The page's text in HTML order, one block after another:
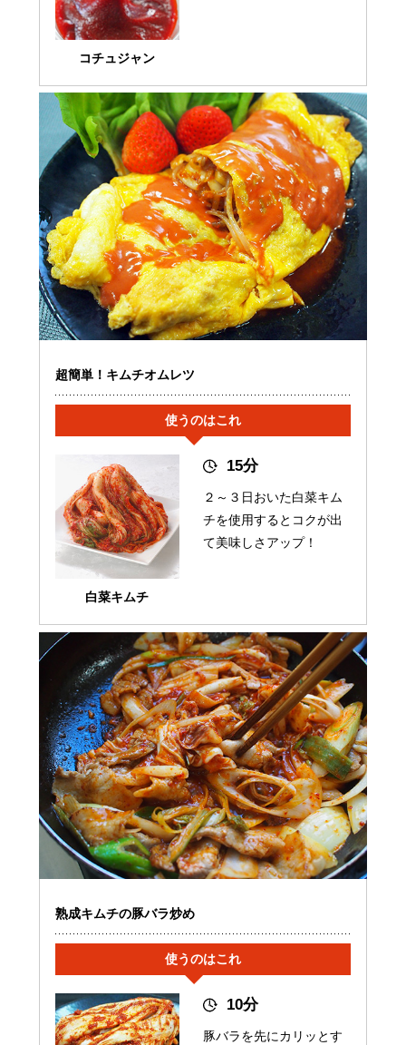
コチュジャン
超簡単！キムチオムレツ
使うのはこれ
白菜キムチ
15分
２～３日おいた白菜キム
チを使用するとコクが出
て美味しさアップ！
熟成キムチの豚バラ炒め
使うのはこれ
10分
豚バラを先にカリッとす